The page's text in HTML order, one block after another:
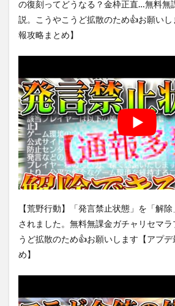
の復刻ってどうなる？金枠正直…無料無
説。こうやこうど拡散のため👍お願い
報攻略まとめ】
【荒野行動】「発言禁止状態」を「解
されました。無料無課金ガチャリセマラ
うど拡散のため👍お願いします【アプデ
め】